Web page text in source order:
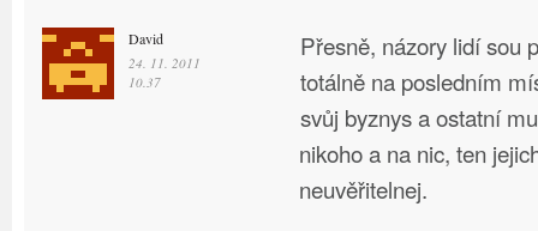
David
24. 11. 2011
10.37
Přesně, názory lidí sou
totálně na posledním
svůj byznys a ostatní
nikoho a na nic, ten
neuvěřitelnej.